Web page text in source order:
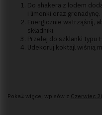
Do shakera z lodem
i limonki oraz grenadynę.
Energicznie wstrząśnij,
składniki.
Przelej do szklanki typu
Udekoruj koktajl wiśnią
Pokaż więcej wpisów z Czerwiec